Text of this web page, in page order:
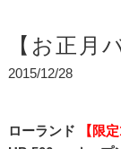
【お正月
2015/12/28
ローランド
【限